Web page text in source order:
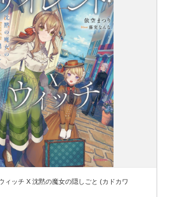
ィッチ X 沈黙の魔女の隠しごと (カドカワ